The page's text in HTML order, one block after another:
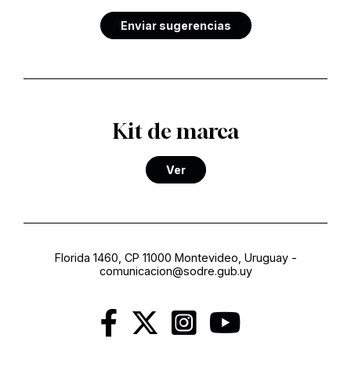
Enviar sugerencias
Kit de marca
Ver
Florida 1460, CP 11000 Montevideo, Uruguay-
comunicacion@sodre.gub.uy